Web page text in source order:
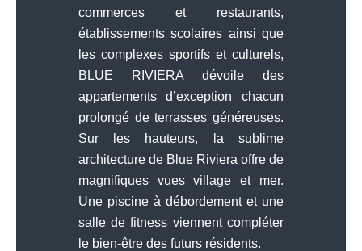
commerces et restaurants,
établissements scolaires ainsi que
les complexes sportifs et culturels,
BLUE RIVIERA dévoile des
appartements d’exception chacun
prolongé de terrasses généreuses.
Sur les hauteurs, la sublime
architecture de Blue Riviera offre de
magnifiques vues village et mer.
Une piscine à débordement et une
salle de fitness viennent compléter
le bien-être des futurs résidents.